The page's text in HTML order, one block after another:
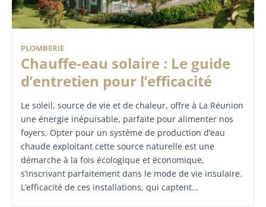
PLOMBERIE
Chauffe-eau solaire : Le guide
d’entretien pour l’efficacité
Le soleil, source de vie et de chaleur, offre à La Réunion
une énergie inépuisable, parfaite pour alimenter nos
foyers. Opter pour un système de production d’eau
chaude exploitant cette source naturelle est une
démarche à la fois écologique et économique,
s’inscrivant parfaitement dans le mode de vie insulaire.
L’efficacité de ces installations, qui captent…